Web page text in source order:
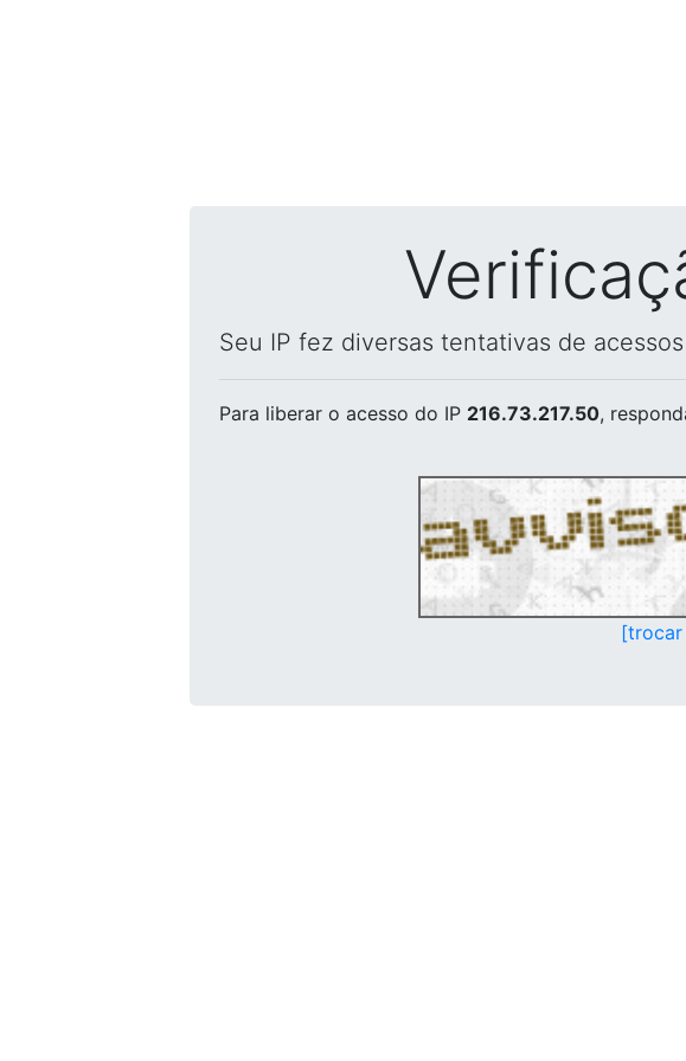
Seu IP fez diversas tentativas de
Para liberar o acesso do IP 216.73.217.50,
[trocar